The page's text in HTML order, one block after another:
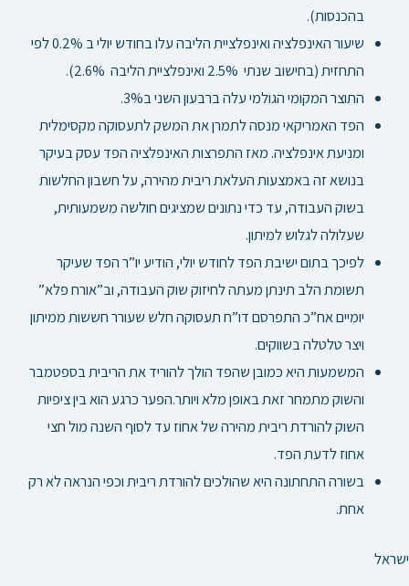
בהכנסות).
שיעור האינפלציה ואינפלציית הליבה עלו בחודש יולי ב 0.2% לפי
התחזית (בחישוב שנתי 2.5% ואינפלציית הליבה 2.6%).
התוצר המקומי הגולמי עלה ברבעון השני ב3%.
הפד האמריקאי מנסה לתמרן את המשק לתעסוקה מקסימלית
ומניעת אינפלציה. מאז התפרצות האינפלציה הפד עסק בעיקר
בנושא זה באמצעות העלאת ריבית מהירה, על חשבון החלשות
בשוק העבודה, עד כדי נתונים שמציגים חולשה משמעותית,
שעלולה לגלוש למיתון.
לפיכך בתום ישיבת הפד לחודש יולי, הודיע יו”ר הפד שעיקר
תשומת הלב תינתן מעתה לחיזוק שוק העבודה, וב”אורח פלא”
יומיים אח”כ התפרסם דו”ח תעסוקה חלש שעורר חששות ממיתון
ויצר טלטלה בשווקים.
המשמעות היא כמובן שהפד הולך להוריד את הריבית בספטמבר
והשוק מתמחר זאת באופן מלא ויותר.הפער כרגע הוא בין ציפיות
השוק להורדת ריבית מהירה של אחוז עד לסוף השנה מול חצי
אחוז לדעת הפד.
בשורה התחתונה היא שהולכים להורדת ריבית וכפי הנראה לא רק
אחת.
ישראל